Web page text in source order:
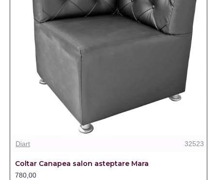
Diart 32523
Coltar Canapea salon asteptare Mara
780,00